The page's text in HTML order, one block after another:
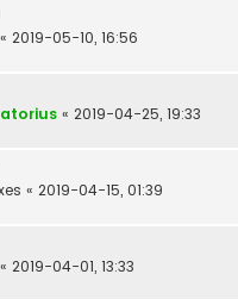
« 2019-05-10, 16:56
« 2019-04-25, 19:33
« 2019-04-15, 01:39
« 2019-04-01, 13:33